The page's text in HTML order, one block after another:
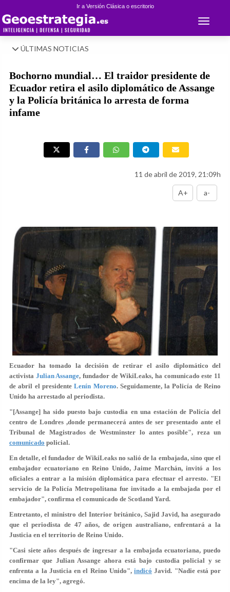
Ir a Versión Clásica o escritorio
Toggle
ÚLTIMAS NOTICIAS
Bochorno mundial… El traidor presidente de
Ecuador retira el asilo diplomático de Assange
y la Policía británica lo arresta de forma
infame
11 de abril de 2019, 21:09h
A+ a-
Ecuador ha tomado la decisión de retirar el asilo diplomático del
activista Julian Assange, fundador de WikiLeaks, ha comunicado este 11
de abril el presidenteLenín Moreno. Seguidamente, la Policía de Reino
Unido ha arrestado al periodista.
"[Assange] ha sido puesto bajo custodia en una estación de Policía del
centro de Londres ,donde permanecerá antes de ser presentado ante el
Tribunal de Magistrados de Westminster lo antes posible", reza un
comunicado policial.
En detalle, el fundador de WikiLeaks no salió de la embajada, sino que el
embajador ecuatoriano en Reino Unido, Jaime Marchán,invitó a los
oficiales a entrar a la misión diplomática para efectuar el arresto. "El
servicio de la Policía Metropolitana fue invitado a la embajada por el
embajador", confirma el comunicado de Scotland Yard.
Entretanto, el ministro del Interior británico, Sajid Javid, ha asegurado
que el periodista de 47 años, de origen australiano, enfrentará a la
Justicia en el territorio de Reino Unido.
"Casi siete años después de ingresar a la embajada ecuatoriana, puedo
confirmar que Julian Assange ahora está bajo custodia policial y se
enfrenta a la Justicia en el Reino Unido", indicó Javid. "Nadie está por
encima de la ley", agregó.